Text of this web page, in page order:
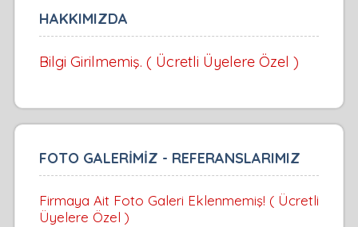
HAKKIMIZDA
Bilgi Girilmemiş. ( Ücretli Üyelere Özel )
FOTO GALERİMİZ - REFERANSLARIMIZ
Firmaya Ait Foto Galeri Eklenmemiş! ( Ücretli
Üyelere Özel )